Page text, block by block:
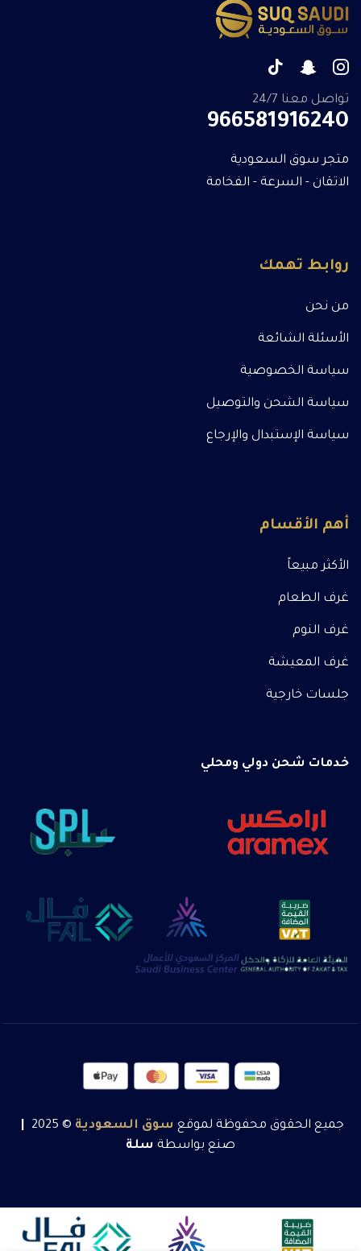
تواصل معنا 24/7
966581916240
متجر سوق السعودية
الاتقان - السرعة - الفخامة
روابط تهمك
من نحن
الأسئلة الشائعة
سياسة الخصوصية
سياسة الشحن والتوصيل
سياسة الإستبدال والإرجاع
أهم الأقسام
الأكثر مبيعاً
غرف الطعام
غرف النوم
غرف المعيشة
جلسات خارجية
خدمات شحن دولي ومحلي
جميع الحقوق محفوظة لموقع سوق السعودية © 2025
صنع بواسطة سلة